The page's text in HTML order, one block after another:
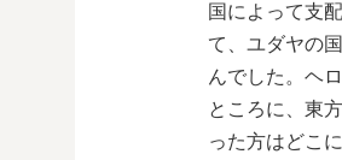
国によって支
て、ユダヤの
んでした。ヘ
ところに、東
った方はどこ